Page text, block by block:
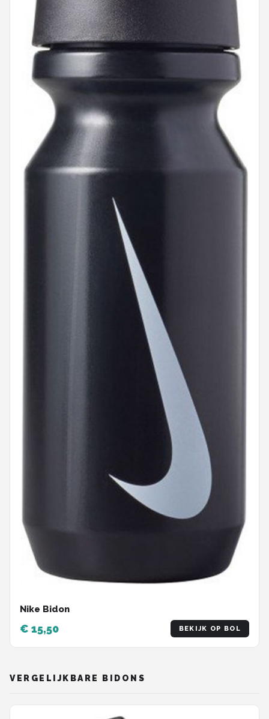
Nike Bidon
€ 15,50 BEKIJK OP BOL
VERGELIJKBARE BIDONS